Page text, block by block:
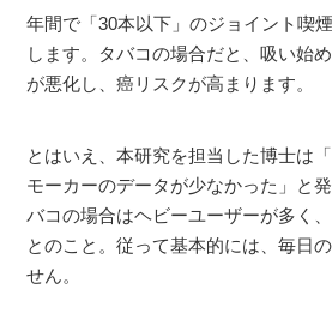
年間で「30本以下」のジョイント喫
します。タバコの場合だと、吸い始
が悪化し、癌リスクが高まります。
とはいえ、本研究を担当した博士は
モーカーのデータが少なかった」と
バコの場合はヘビーユーザーが多く
とのこと。従って基本的には、毎日
せん。